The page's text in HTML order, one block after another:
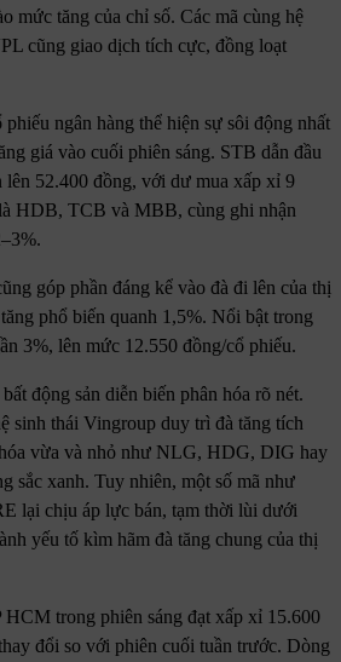
mức tăng của chỉ số. Các mã cùng hệ
cũng giao dịch tích cực, đồng loạt
ngân hàng thể hiện sự sôi động nhất
giá vào cuối phiên sáng. STB dẫn đầu
lên 52.400 đồng, với dư mua xấp xỉ 9
HDB, TCB và MBB, cùng ghi nhận
góp phần đáng kể vào đà đi lên của thị
phổ biến quanh 1,5%. Nổi bật trong
3%, lên mức 12.550 đồng/cổ phiếu.
động sản diễn biến phân hóa rõ nét.
sinh thái Vingroup duy trì đà tăng tích
vừa và nhỏ như NLG, HDG, DIG hay
sắc xanh. Tuy nhiên, một số mã như
lại chịu áp lực bán, tạm thời lùi dưới
yếu tố kìm hãm đà tăng chung của thị
HCM trong phiên sáng đạt xấp xỉ 15.600
đổi so với phiên cuối tuần trước. Dòng